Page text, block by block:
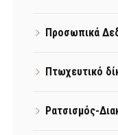
Προσωπικά
Πτωχευτικό
Ρατσισμός-